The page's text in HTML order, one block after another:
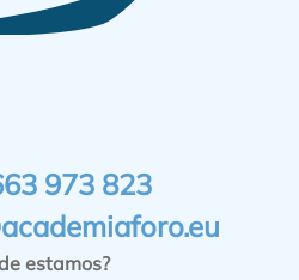
973 823
estamos?